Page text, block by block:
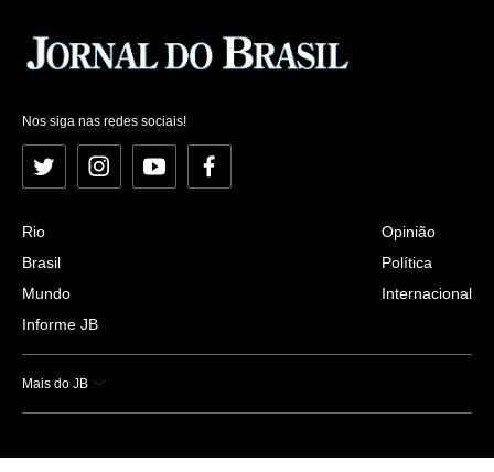
Nos siga nas redes sociais!
Twitter InstagramYouTubeFacebook
Rio
Brasil
Mundo
Informe JB
Opinião
Política
Internacional
Mais do JB
Esportes